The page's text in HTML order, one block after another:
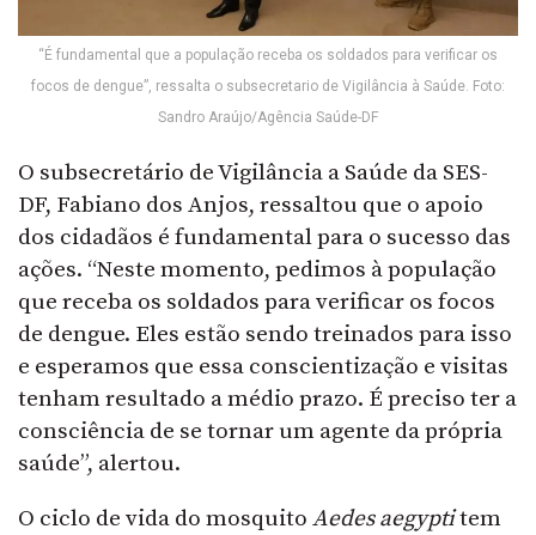
“É fundamental que a população receba os soldados para verificar os
focos de dengue”, ressalta o subsecretario de Vigilância à Saúde. Foto:
Sandro Araújo/Agência Saúde-DF
O subsecretário de Vigilância a Saúde da SES-
DF, Fabiano dos Anjos, ressaltou que o apoio
dos cidadãos é fundamental para o sucesso das
ações. “Neste momento, pedimos à população
que receba os soldados para verificar os focos
de dengue. Eles estão sendo treinados para isso
e esperamos que essa conscientização e visitas
tenham resultado a médio prazo. É preciso ter a
consciência de se tornar um agente da própria
saúde”, alertou.
O ciclo de vida do mosquito Aedes aegyptitem